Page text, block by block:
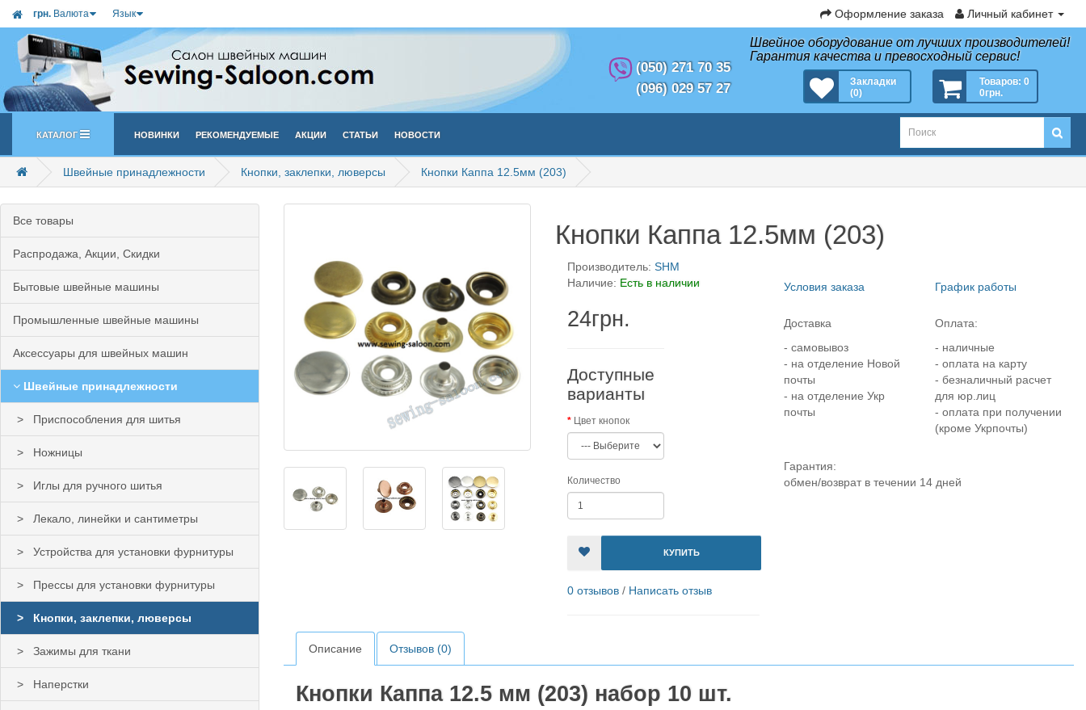
грн. Валюта Язык Оформление заказа Личный кабинет
(050) 271 70 35
(096) 029 57 27
Швейное оборудование от лучших производителей!
Гарантия качества и превосходный сервис!
Закладки
(0)
Товаров: 0
0грн.
Каталог Новинки Рекомендуемые Акции Статьи Новости
Швейные принадлежности Кнопки, заклепки, люверсы Кнопки Каппа 12.5мм (203)
Все товары
Распродажа, Акции, Скидки
Бытовые швейные машины
Промышленные швейные машины
Аксессуары для швейных машин
Швейные принадлежности
Приспособления для шитья
Ножницы
Иглы для ручного шитья
Лекало, линейки и сантиметры
Устройства для установки фурнитуры
Прессы для установки фурнитуры
Кнопки, заклепки, люверсы
Зажимы для ткани
Наперстки
Кнопки Каппа 12.5мм (203)
Производитель: SHM
Наличие: Есть в наличии
24грн.
Доступные
варианты
Цвет кнопок
Количество
КУПИТЬ
0 отзывов / Написать отзыв
Условия заказа
Доставка
- самовывоз
- на отделение Новой
почты
- на отделение Укр
почты
График работы
Оплата:
- наличные
- оплата на карту
- безналичный расчет
для юр.лиц
- оплата при получении
(кроме Укрпочты)
Гарантия:
обмен/возврат в течении 14 дней
Описание Отзывов (0)
Кнопки Каппа 12.5 мм (203) набор 10 шт.